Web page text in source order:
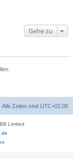
Gehe zu
Alle Zeiten sind UTC+02:00
Limited